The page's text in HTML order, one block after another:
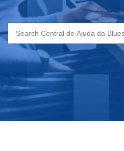
Search
for: